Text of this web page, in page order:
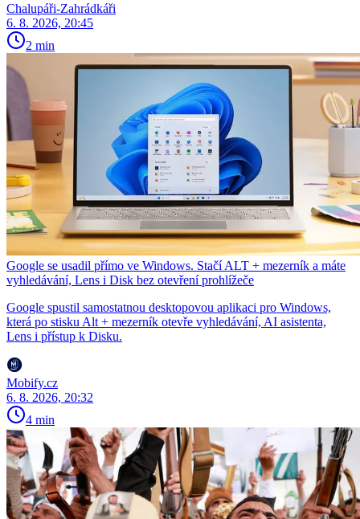
Chalupáři-Zahrádkáři
6. 8. 2026, 20:45
2 min
Google se usadil přímo ve Windows. Stačí ALT + mezerník a máte
vyhledávání, Lens i Disk bez otevření prohlížeče
Google spustil samostatnou desktopovou aplikaci pro Windows,
která po stisku Alt + mezerník otevře vyhledávání, AI asistenta,
Lens i přístup k Disku.
Mobify.cz
6. 8. 2026, 20:32
4 min